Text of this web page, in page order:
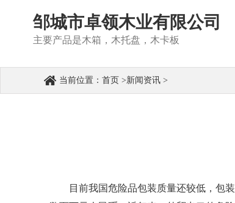
邹城市卓领木业有限公司
主要产品是木箱，木托盘，木卡板
当前位置： 首页 >新闻资讯 >
目前我国危险品包装质量还较低，包